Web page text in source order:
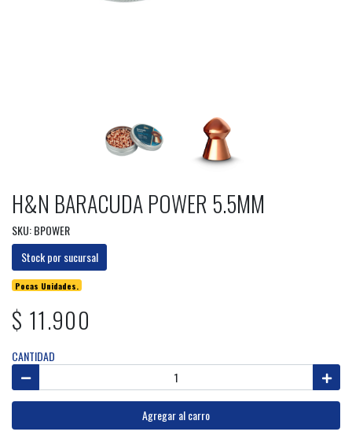
H&N BARACUDA POWER 5.5MM
SKU: BPOWER
Stock por sucursal
Pocas Unidades.
$ 11.900
CANTIDAD
Agregar al carro